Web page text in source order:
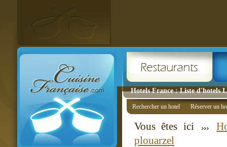
Hotels France : Liste d'hotels
Rechercher un hotel Réserver un
Vous êtes ici
plouarzel